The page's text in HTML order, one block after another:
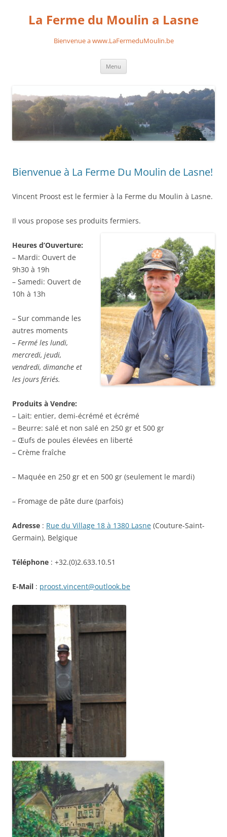
contenuLa Ferme du Moulin a Lasne
Bienvenue a www.LaFermeduMoulin.be
Menu
Bienvenue à La Ferme Du Moulin de Lasne!
Vincent Proost est le fermier à la Ferme du Moulin à Lasne.
Il vous propose ses produits fermiers.
Heures d’Ouverture:
– Mardi: Ouvert de
9h30 à 19h
– Samedi: Ouvert de
10h à 13h
– Sur commande les
autres moments
– Fermé les lundi,
mercredi, jeudi,
vendredi, dimanche et
les jours fériés.
Produits à Vendre:
– Lait: entier, demi-écrémé et écrémé
– Beurre: salé et non salé en 250 gr et 500 gr
– Œufs de poules élevées en liberté
– Crème fraîche
– Maquée en 250 gr et en 500 gr (seulement le mardi)
– Fromage de pâte dure (parfois)
Adresse : Rue du Village 18 à 1380 Lasne (Couture-Saint-
Germain), Belgique
Téléphone : +32.(0)2.633.10.51
E-Mail : proost.vincent@outlook.be